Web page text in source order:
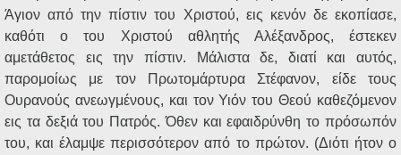
Άγιον από την πίστιν του Χριστού, εις κενόν δε εκοπίασε,
καθότι ο του Χριστού αθλητής Αλέξανδρος, έστεκεν
αμετάθετος εις την πίστιν. Μάλιστα δε, διατί και αυτός,
παρομοίως με τον Πρωτομάρτυρα Στέφανον, είδε τους
Ουρανούς ανεωγμένους, και τον Υιόν του Θεού καθεζόμενον
εις τα δεξιά του Πατρός. Όθεν και εφαιδρύνθη το πρόσωπόν
του, και έλαμψε περισσότερον από το πρώτον. (Διότι ήτον ο